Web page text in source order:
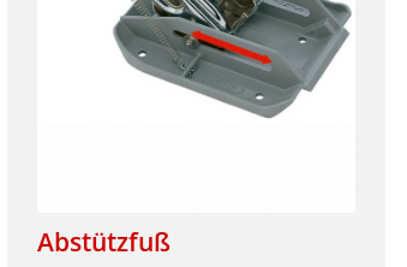
Abstützfuß